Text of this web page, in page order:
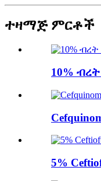
ተዛማጅ ምርቶች
10%
5%